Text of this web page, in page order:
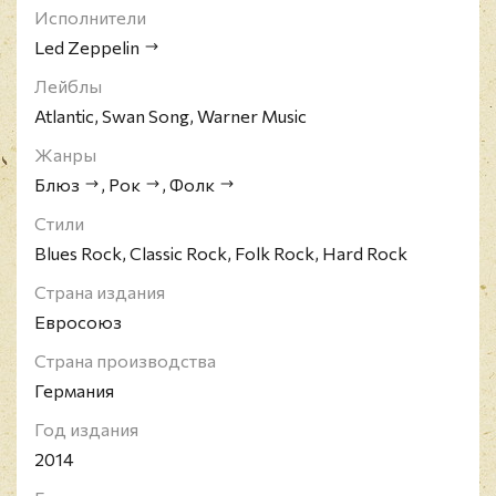
Исполнители
Led Zeppelin
Лейблы
Atlantic, Swan Song, Warner Music
Жанры
Блюз
, Рок , Фолк
Стили
Blues Rock, Classic Rock, Folk Rock, Hard Rock
Страна издания
Евросоюз
Страна производства
Германия
Год издания
2014